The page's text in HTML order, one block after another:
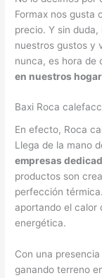
Formax nos gusta
precio. Y sin
nuestros gustos y
nunca, es hora de
en nuestros
Baxi Roca
En efecto, Roca
Llega de la mano
empresas
productos son
perfección
aportando el calor
energética.
Con una presencia
ganando terreno